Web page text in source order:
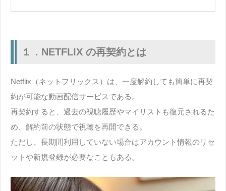
１．NETFLIX の再契約とは
Netflix（ネットフリックス）は、一度解約しても簡単に再契
約が可能な動画配信サービスである。
再契約すると、過去の視聴履歴やマイリストも復元されるた
め、解約前の状態で視聴を再開できる。
ただし、長期間利用していない場合はアカウント情報のリセ
ットや新規登録が必要なこともある。